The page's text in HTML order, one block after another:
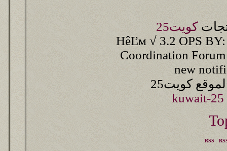
كويت25
HêĽм √ 3.2 OPS BY:
Coordination
new
كويت25
kuwait-
RSS